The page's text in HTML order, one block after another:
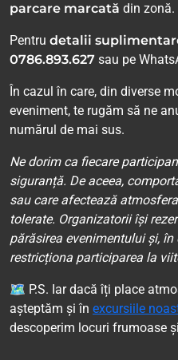
parcare marcată din
Pentru detalii
0786.893.627 sau pe
În cazul în care, din diverse
eveniment, te rugăm să ne
numărul de mai sus.
Ne dorim ca fiecare
siguranță. De aceea,
sau care afectează
tolerate. Organizatorii își
părăsirea evenimentului și, în
restricționa participarea la
🗺 P.S. Iar dacă îți place
așteptăm și în excursiile
descoperim locuri frumoase